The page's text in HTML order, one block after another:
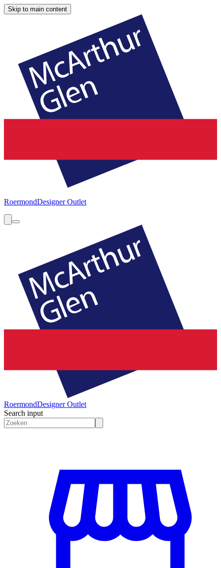
Skip to main content
RoermondDesigner Outlet
RoermondDesigner Outlet
Search input